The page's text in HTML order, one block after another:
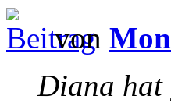
von
Diana hat